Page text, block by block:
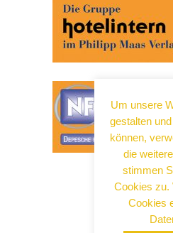
Abonnieren Sie jetzt
Wenn Sie noch mehr
vertiefende Infos zu
Entwicklungen, Kulinarik,
Um unsere
gestalten
können,
die
stimmen
Cookies zu.
Cookies